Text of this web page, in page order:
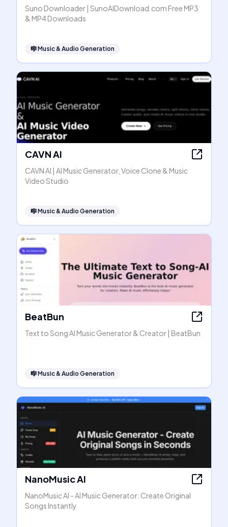
Suno Downloader | SunoAIDownload.com Free MP3
& MP4 Downloads
🎼Music & Audio Generation
CAVN AI
CAVN AI | AI Music Generator, Voice Clone & Music
Video Studio
🎼Music & Audio Generation
BeatBun
Text to Song AI Music Generator & Creator | BeatBun
🎼Music & Audio Generation
NanoMusic AI
NanoMusic AI - AI Music Generator: Create Original
Songs Instantly